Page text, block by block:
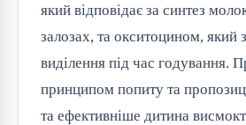
який відповідає за синтез
залозах, та окситоцином, який
виділення під час годування.
принципом попиту та
та ефективніше дитина